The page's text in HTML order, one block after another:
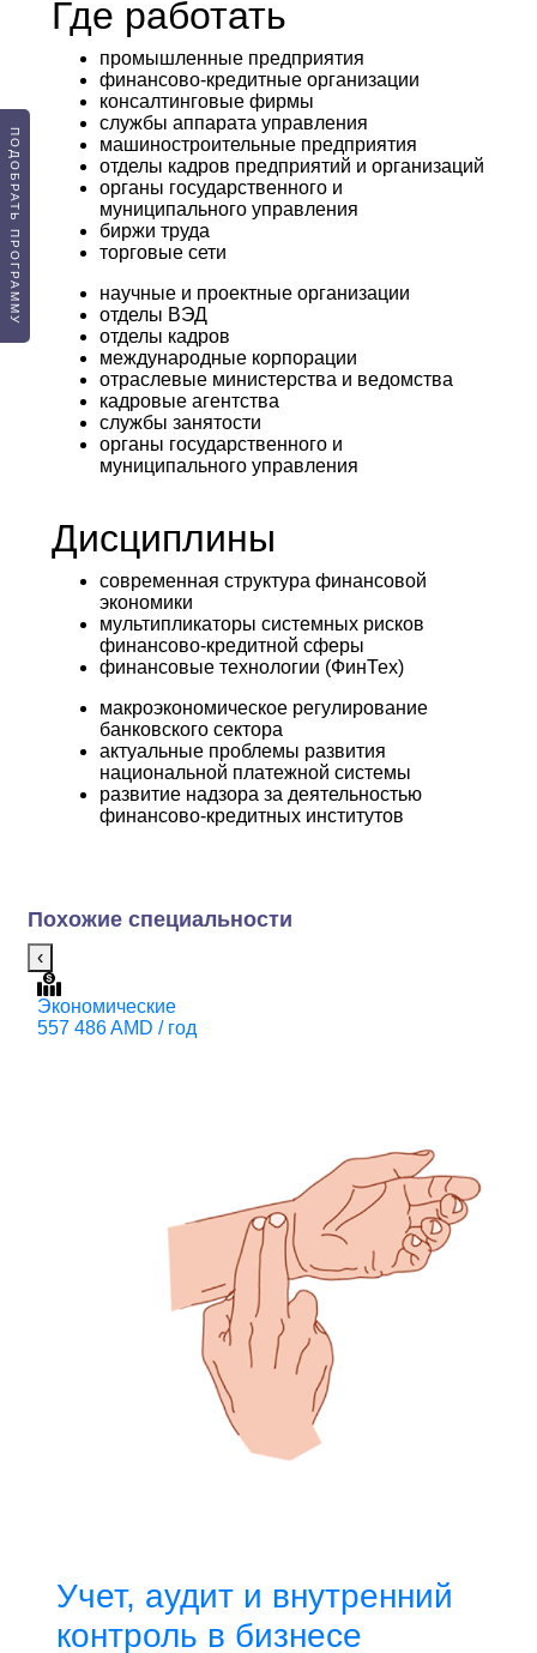
Где работать
промышленные предприятия
финансово-кредитные организации
консалтинговые фирмы
службы аппарата управления
машиностроительные предприятия
отделы кадров предприятий и организаций
органы государственного и
муниципального управления
биржи труда
торговые сети
научные и проектные организации
отделы ВЭД
отделы кадров
международные корпорации
отраслевые министерства и ведомства
кадровые агентства
службы занятости
органы государственного и
муниципального управления
Дисциплины
современная структура финансовой
экономики
мультипликаторы системных рисков
финансово-кредитной сферы
финансовые технологии (ФинТех)
макроэкономическое регулирование
банковского сектора
актуальные проблемы развития
национальной платежной системы
развитие надзора за деятельностью
финансово-кредитных институтов
Похожие специальности
‹
Экономические
557 486 AMD / год
Учет, аудит и внутренний
контроль в бизнесе
ПОДОБРАТЬ ПРОГРАММУ